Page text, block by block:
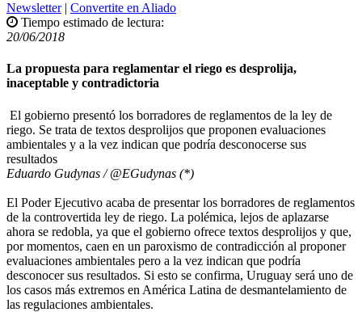
Newsletter| Convertite en Aliado
Tiempo estimado de lectura:
20/06/2018
La propuesta para reglamentar el riego es desprolija,
inaceptable y contradictoria
El gobierno presentó los borradores de reglamentos de la ley de
riego. Se trata de textos desprolijos que proponen evaluaciones
ambientales y a la vez indican que podría desconocerse sus
resultados
Eduardo Gudynas / @EGudynas (*)
El Poder Ejecutivo acaba de presentar los borradores de reglamentos
de la controvertida ley de riego. La polémica, lejos de aplazarse
ahora se redobla, ya que el gobierno ofrece textos desprolijos y que,
por momentos, caen en un paroxismo de contradicción al proponer
evaluaciones ambientales pero a la vez indican que podría
desconocer sus resultados. Si esto se confirma, Uruguay será uno de
los casos más extremos en América Latina de desmantelamiento de
las regulaciones ambientales.